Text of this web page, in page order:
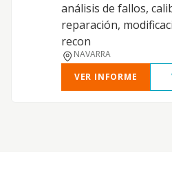
análisis de fallos,
reparación,
recon
NAVARRA
VER INFORME